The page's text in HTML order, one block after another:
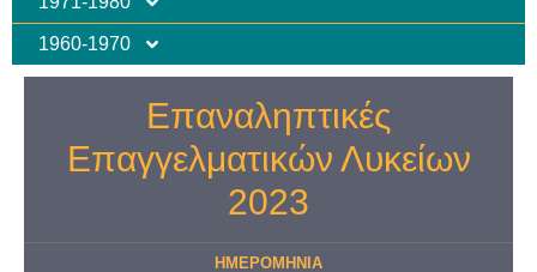
1960-1970
Επαναληπτικές
Επαγγελματικών Λυκείων
2023
ΗΜΕΡΟMHNIA